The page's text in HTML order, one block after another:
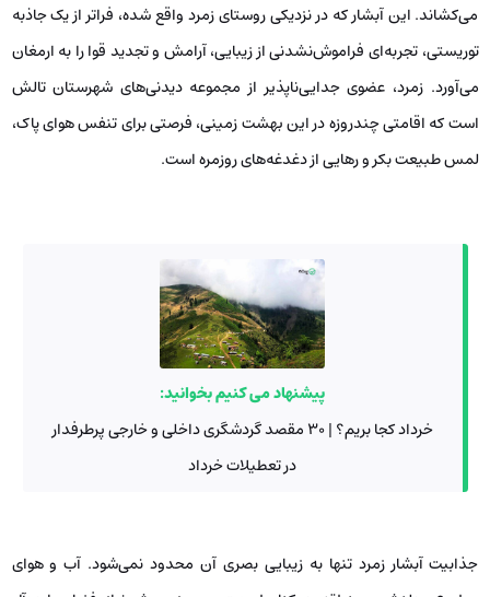
می‌کشاند. این آبشار که در نزدیکی روستای زمرد واقع شده، فراتر از یک جاذبه‌
توریستی، تجربه‌ای فراموش‌نشدنی از زیبایی، آرامش و تجدید قوا را به ارمغان
می‌آورد. زمرد، عضوی جدایی‌ناپذیر از مجموعه‌ دیدنی‌های شهرستان تالش
است که اقامتی چندروزه در این بهشت زمینی، فرصتی برای تنفس هوای پاک،
لمس طبیعت بکر و رهایی از دغدغه‌های روزمره است.
پیشنهاد می کنیم بخوانید:
خرداد کجا بریم؟ | 30 مقصد گردشگری داخلی و خارجی پرطرفدار
در تعطیلات خرداد
جذابیت آبشار زمرد تنها به زیبایی بصری آن محدود نمی‌شود. آب و هوای